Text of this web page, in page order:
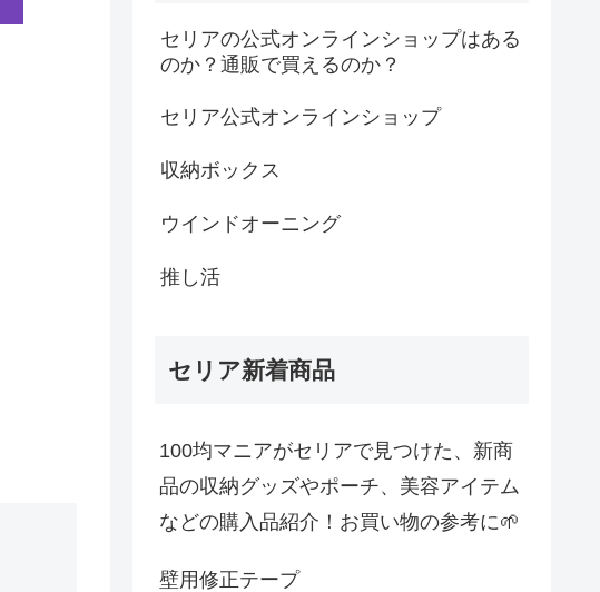
セリアの公式オンラインショップはある
のか？通販で買えるのか？
セリア公式オンラインショップ
収納ボックス
ウインドオーニング
推し活
セリア新着商品
100均マニアがセリアで見つけた、新商
品の収納グッズやポーチ、美容アイテム
などの購入品紹介！お買い物の参考に🌱
壁用修正テープ